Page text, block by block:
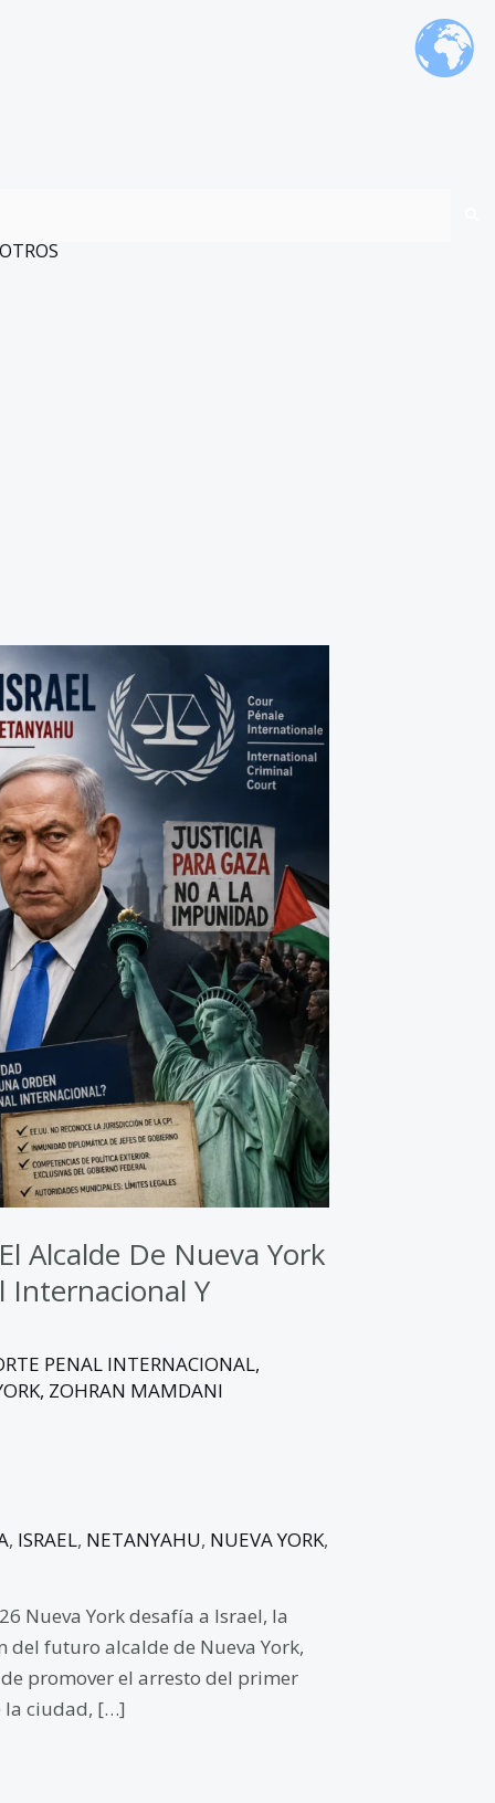
Alcalde De Nueva York
Internacional Y
PENAL INTERNACIONAL,
, ZOHRAN MAMDANI
, ISRAEL, NETANYAHU, NUEVA YORK,
Nueva York desafía a Israel, la
del futuro alcalde de Nueva York,
promover el arresto del primer
la ciudad, […]